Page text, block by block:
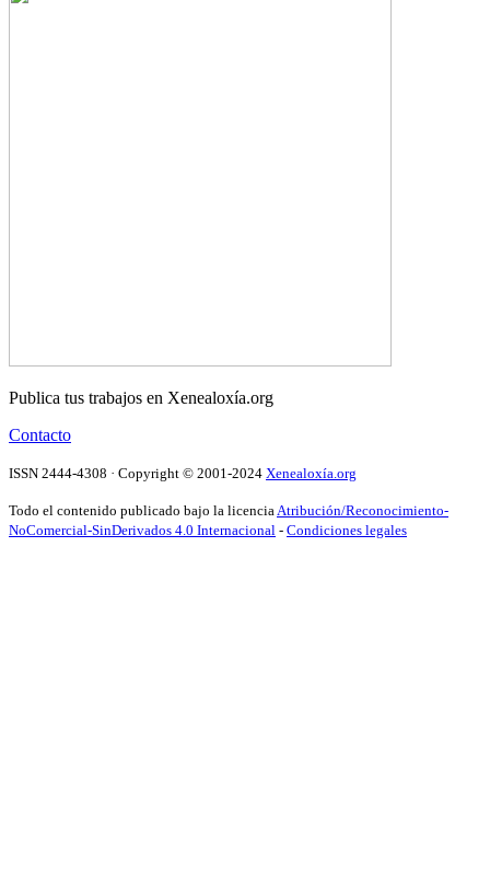
Publica tus trabajos en Xenealoxía.org
Contacto
ISSN 2444-4308 · Copyright © 2001-2024 Xenealoxía.org
Todo el contenido publicado bajo la licencia Atribución/Reconocimiento-
NoComercial-SinDerivados 4.0 Internacional - Condiciones legales